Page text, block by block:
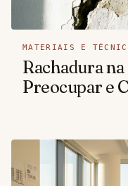
MATERIAIS E
Rachadura
Preocupar e